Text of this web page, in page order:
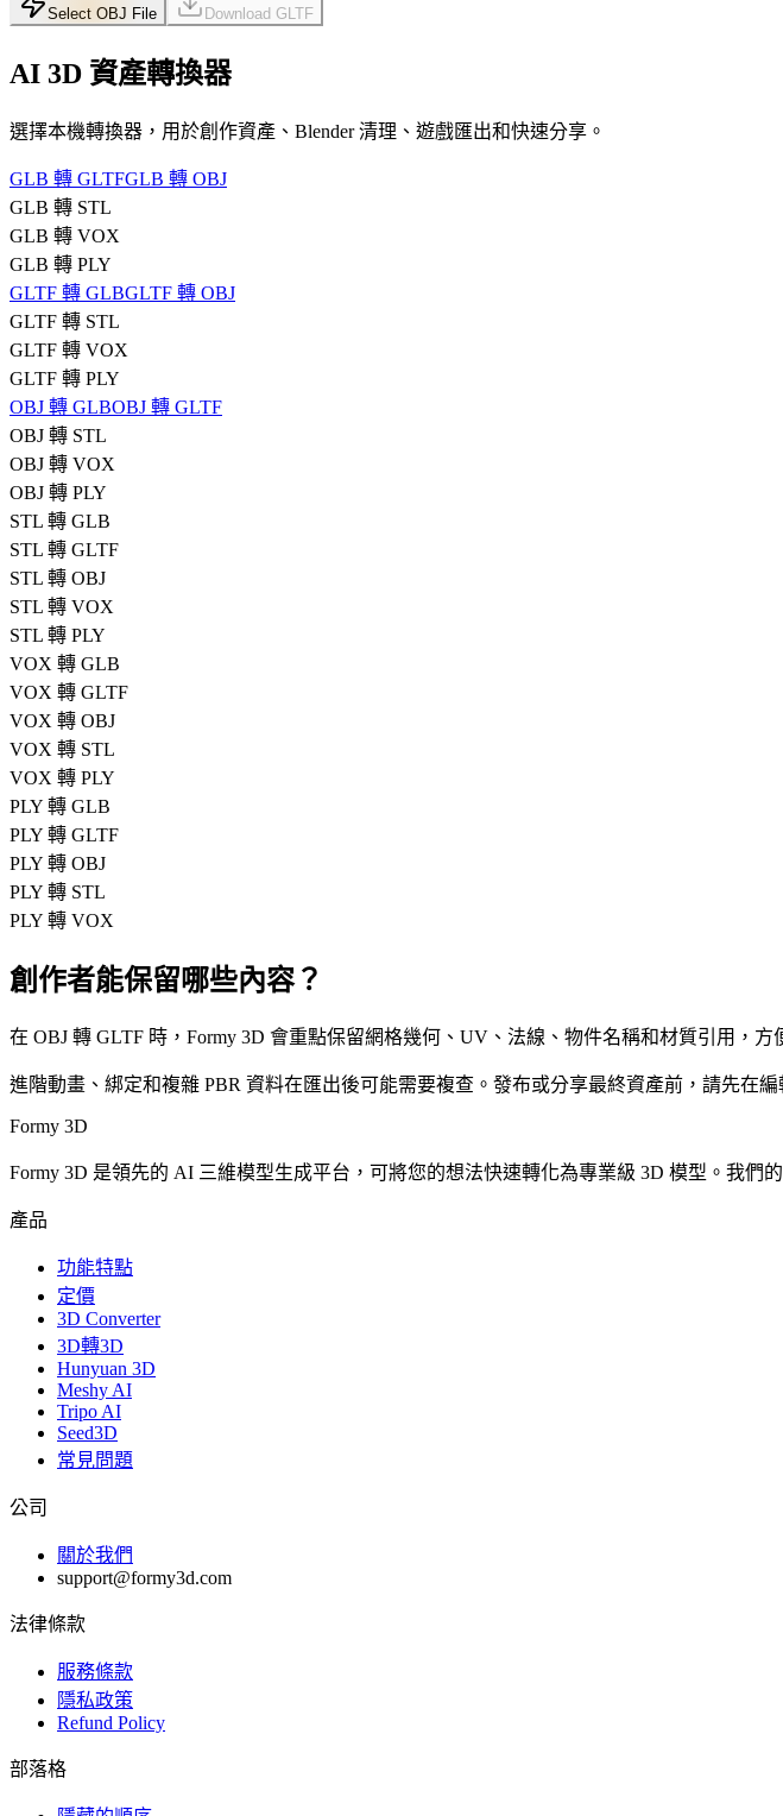
Select OBJ File Download GLTF
AI 3D 資產轉換器
選擇本機轉換器，用於創作資產、Blender 清理、遊戲匯出和快速分享。
GLB 轉 GLTFGLB 轉 OBJ
GLB 轉 STL
GLB 轉 VOX
GLB 轉 PLY
GLTF 轉 GLBGLTF 轉 OBJ
GLTF 轉 STL
GLTF 轉 VOX
GLTF 轉 PLY
OBJ 轉 GLBOBJ 轉 GLTF
OBJ 轉 STL
OBJ 轉 VOX
OBJ 轉 PLY
STL 轉 GLB
STL 轉 GLTF
STL 轉 OBJ
STL 轉 VOX
STL 轉 PLY
VOX 轉 GLB
VOX 轉 GLTF
VOX 轉 OBJ
VOX 轉 STL
VOX 轉 PLY
PLY 轉 GLB
PLY 轉 GLTF
PLY 轉 OBJ
PLY 轉 STL
PLY 轉 VOX
創作者能保留哪些內容？
在 OBJ 轉 GLTF 時，Formy 3D 會重點保留網格幾何、UV、法線、物件名稱和材質引用，方
進階動畫、綁定和複雜 PBR 資料在匯出後可能需要複查。發布或分享最終資產前，請先在編
Formy 3D
Formy 3D 是領先的 AI 三維模型生成平台，可將您的想法快速轉化為專業級 3D 模型。我們
產品
功能特點
定價
3D Converter
3D轉3D
Hunyuan 3D
Meshy AI
Tripo AI
Seed3D
常見問題
公司
關於我們
support@formy3d.com
法律條款
服務條款
隱私政策
Refund Policy
部落格